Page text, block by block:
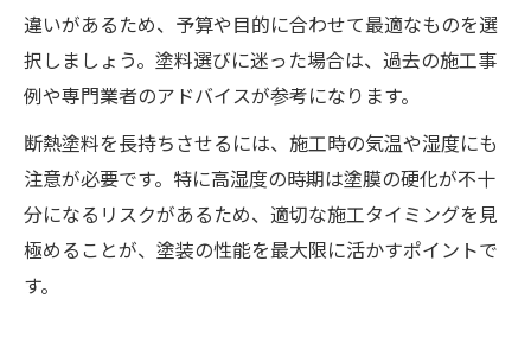
違いがあるため、予算や目的に合わせて最適なものを選
択しましょう。塗料選びに迷った場合は、過去の施工事
例や専門業者のアドバイスが参考になります。
断熱塗料を長持ちさせるには、施工時の気温や湿度にも
注意が必要です。特に高湿度の時期は塗膜の硬化が不十
分になるリスクがあるため、適切な施工タイミングを見
極めることが、塗装の性能を最大限に活かすポイントで
す。